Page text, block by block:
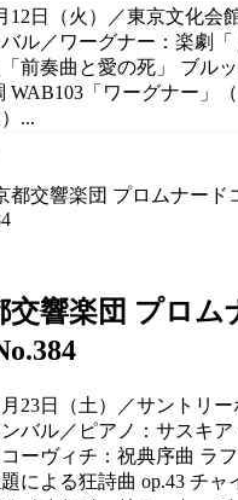
12日（火）／東京文化会
ル／ワーグナー：楽劇
前奏曲と愛の死」 ブル
WAB103「ワーグナー」
...
交響楽団 プロム
月23日（土）／サントリ
バル／ピアノ：サスキ
ーヴィチ：祝典序曲 ラ
による狂詩曲 op.43 チャ